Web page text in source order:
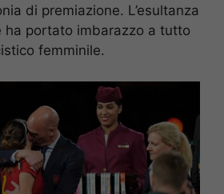
di premiazione. L’esultanza
ha portato imbarazzo a tutto
femminile.